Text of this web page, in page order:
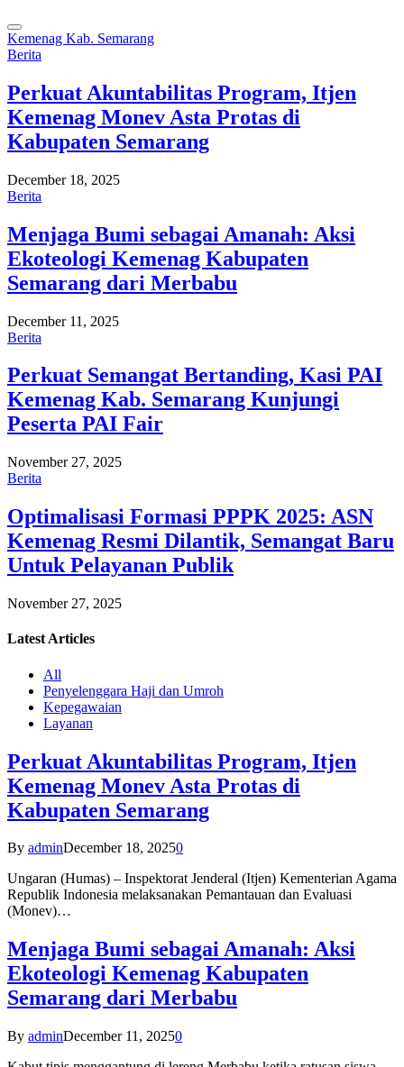
Kemenag Kab. Semarang
Berita
Perkuat Akuntabilitas Program, Itjen
Kemenag Monev Asta Protas di
Kabupaten Semarang
December 18, 2025
Berita
Menjaga Bumi sebagai Amanah: Aksi
Ekoteologi Kemenag Kabupaten
Semarang dari Merbabu
December 11, 2025
Berita
Perkuat Semangat Bertanding, Kasi PAI
Kemenag Kab. Semarang Kunjungi
Peserta PAI Fair
November 27, 2025
Berita
Optimalisasi Formasi PPPK 2025: ASN
Kemenag Resmi Dilantik, Semangat Baru
Untuk Pelayanan Publik
November 27, 2025
Latest Articles
All
Penyelenggara Haji dan Umroh
Kepegawaian
Layanan
Perkuat Akuntabilitas Program, Itjen
Kemenag Monev Asta Protas di
Kabupaten Semarang
By adminDecember 18, 20250
Ungaran (Humas) – Inspektorat Jenderal (Itjen) Kementerian Agama
Republik Indonesia melaksanakan Pemantauan dan Evaluasi
(Monev)…
Menjaga Bumi sebagai Amanah: Aksi
Ekoteologi Kemenag Kabupaten
Semarang dari Merbabu
By adminDecember 11, 20250